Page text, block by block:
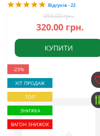
Відгуків - 22
350.00 грн.
320.00 грн.
КУПИТИ
-23%
ХІТ ПРОДАЖ
ТОП
ЗНИЖКА
ВАГОН ЗНИЖОК